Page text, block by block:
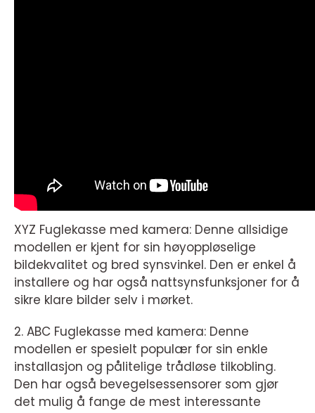
XYZ Fuglekasse med kamera: Denne allsidige
modellen er kjent for sin høyoppløselige
bildekvalitet og bred synsvinkel. Den er enkel å
installere og har også nattsynsfunksjoner for å
sikre klare bilder selv i mørket.
2. ABC Fuglekasse med kamera: Denne
modellen er spesielt populær for sin enkle
installasjon og pålitelige trådløse tilkobling.
Den har også bevegelsessensorer som gjør
det mulig å fange de mest interessante